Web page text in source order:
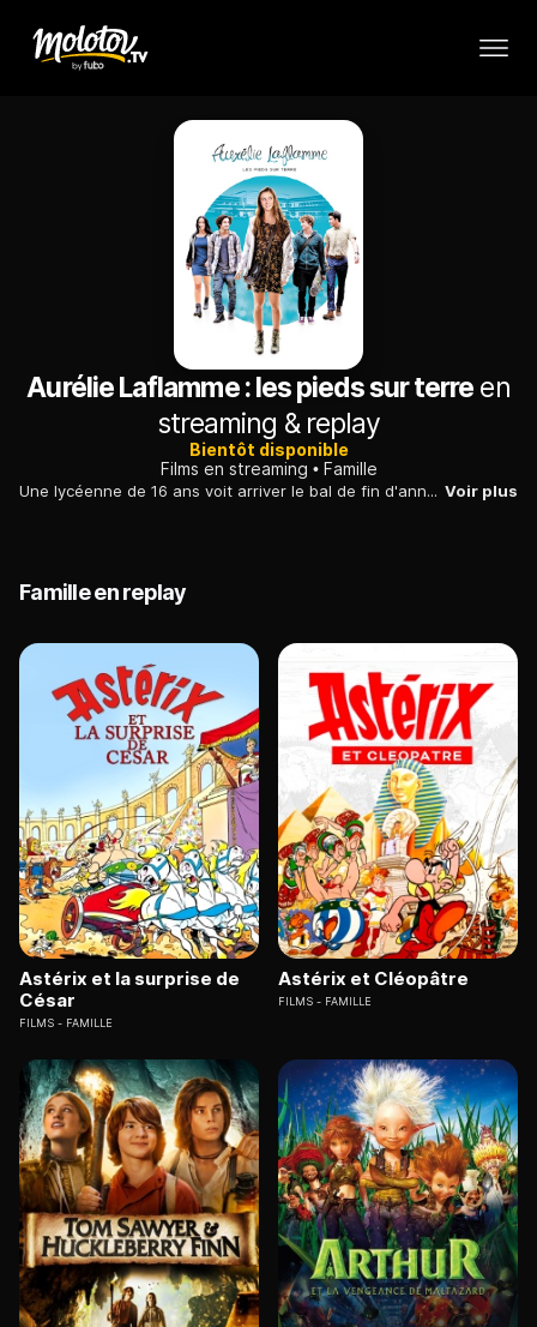
Aurélie Laflamme : les pieds sur terre en
streaming & replay
Bientôt disponible
Films en streaming
Famille
Une lycéenne de 16 ans voit arriver le bal de fin d'année et le début d'une nouvelle vie. Son fiancé et sa meilleure amie l'accompagnent dans cette aventure. Voir plus
Famille en replay
Astérix et la surprise de
César
FILMS FAMILLE
Astérix et Cléopâtre
FILMS FAMILLE